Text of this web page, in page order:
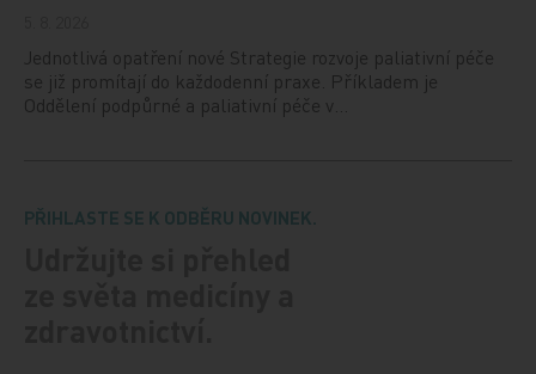
Jednotlivá opatření nové Strategie rozvoje paliativní péče
se již promítají do každodenní praxe. Příkladem je
Oddělení podpůrné a paliativní péče v…
PŘIHLASTE SE K ODBĚRU NOVINEK.